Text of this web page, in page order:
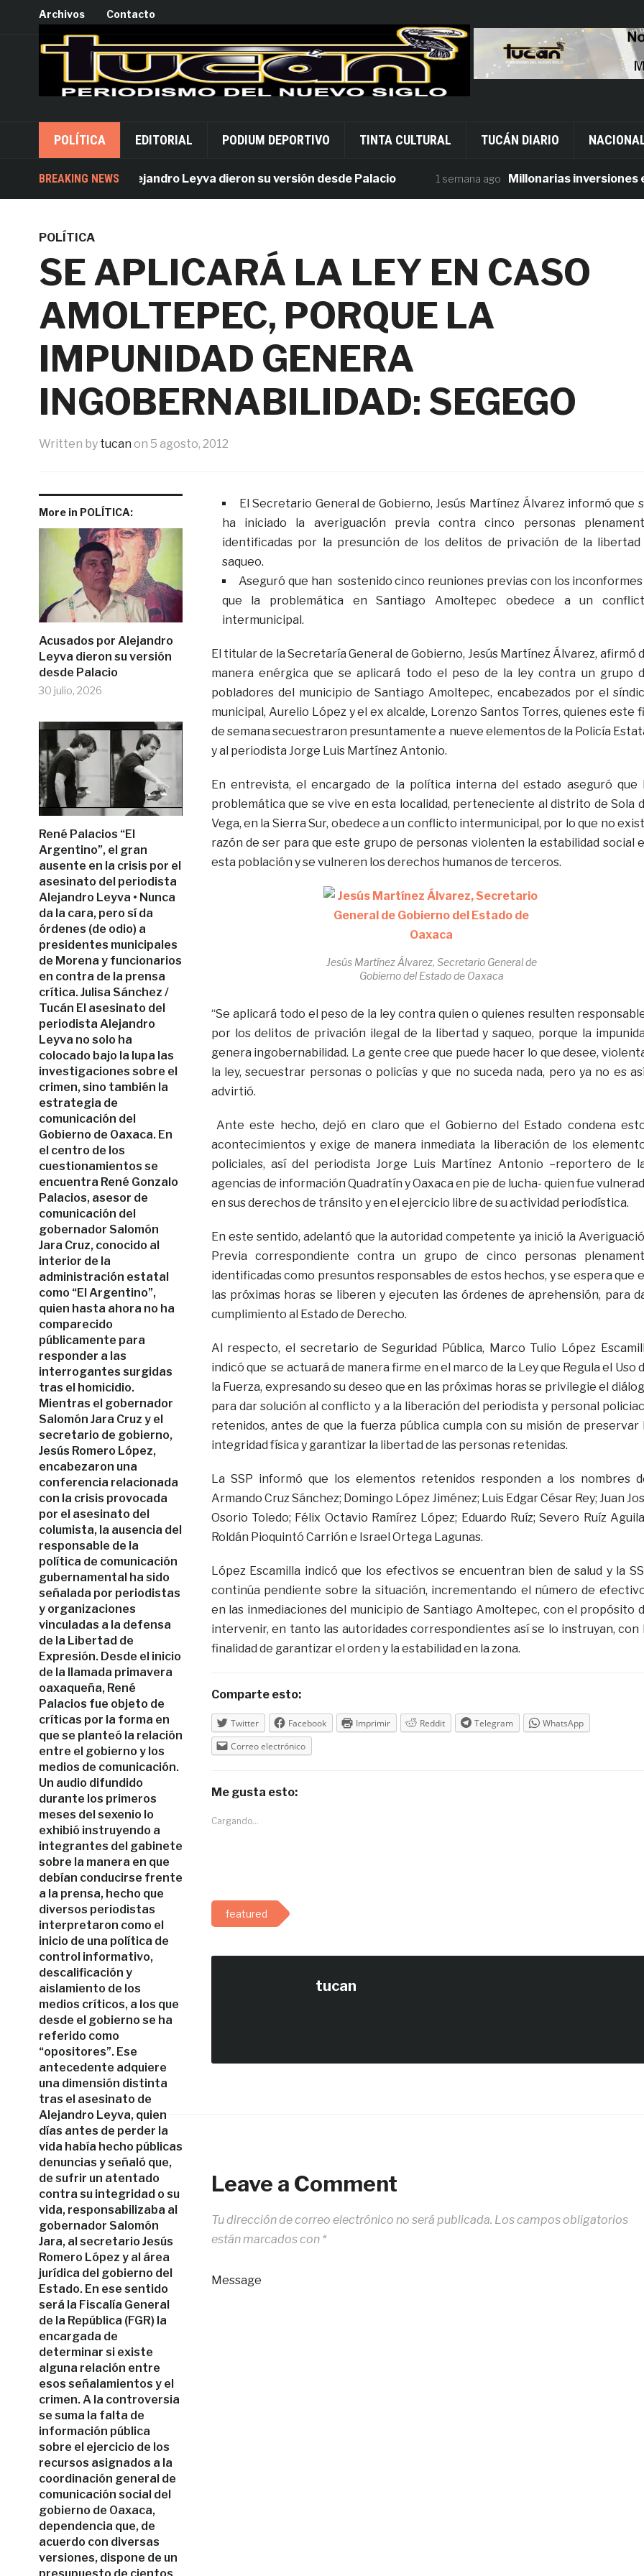
Archivos Contacto
POLÍTICA EDITORIAL PODIUM DEPORTIVO TINTA CULTURAL TUCÁN DIARIO
BREAKING NEWS
Acusados por Alejandro Leyva dieron su versión desde Palacio 1 semana ago Millonarias inversiones en
POLÍTICA
SE APLICARÁ LA LEY EN CASO
AMOLTEPEC, PORQUE LA
IMPUNIDAD GENERA
INGOBERNABILIDAD: SEGEGO
Written by tucan on 5 agosto, 2012
More in POLÍTICA:
Acusados por Alejandro
Leyva dieron su versión
desde Palacio
30 julio, 2026
René Palacios “El
Argentino”, el gran
ausente en la crisis por el
asesinato del periodista
Alejandro Leyva • Nunca
da la cara, pero sí da
órdenes (de odio) a
presidentes municipales
de Morena y funcionarios
en contra de la prensa
crítica. Julisa Sánchez /
Tucán El asesinato del
periodista Alejandro
Leyva no solo ha
colocado bajo la lupa las
investigaciones sobre el
crimen, sino también la
estrategia de
comunicación del
Gobierno de Oaxaca. En
el centro de los
cuestionamientos se
encuentra René Gonzalo
Palacios, asesor de
comunicación del
gobernador Salomón
Jara Cruz, conocido al
interior de la
administración estatal
como “El Argentino”,
quien hasta ahora no ha
comparecido
públicamente para
responder a las
interrogantes surgidas
tras el homicidio.
Mientras el gobernador
Salomón Jara Cruz y el
secretario de gobierno,
Jesús Romero López,
encabezaron una
conferencia relacionada
con la crisis provocada
por el asesinato del
columista, la ausencia del
responsable de la
política de comunicación
gubernamental ha sido
señalada por periodistas
y organizaciones
vinculadas a la defensa
de la Libertad de
Expresión. Desde el inicio
de la llamada primavera
oaxaqueña, René
Palacios fue objeto de
críticas por la forma en
que se planteó la relación
entre el gobierno y los
medios de comunicación.
Un audio difundido
durante los primeros
meses del sexenio lo
exhibió instruyendo a
integrantes del gabinete
sobre la manera en que
debían conducirse frente
a la prensa, hecho que
diversos periodistas
interpretaron como el
inicio de una política de
control informativo,
descalificación y
aislamiento de los
medios críticos, a los que
desde el gobierno se ha
referido como
“opositores”. Ese
antecedente adquiere
una dimensión distinta
tras el asesinato de
Alejandro Leyva, quien
días antes de perder la
vida había hecho públicas
denuncias y señaló que,
de sufrir un atentado
contra su integridad o su
vida, responsabilizaba al
gobernador Salomón
Jara, al secretario Jesús
Romero López y al área
jurídica del gobierno del
Estado. En ese sentido
será la Fiscalía General
de la República (FGR) la
encargada de
determinar si existe
alguna relación entre
esos señalamientos y el
crimen. A la controversia
se suma la falta de
información pública
sobre el ejercicio de los
recursos asignados a la
coordinación general de
comunicación social del
gobierno de Oaxaca,
dependencia que, de
acuerdo con diversas
versiones, dispone de un
presupuesto de cientos
El Secretario General de Gobierno, Jesús Martínez Álvarez informó que
ha iniciado la averiguación previa contra cinco personas
identificadas por la presunción de los delitos de privación de la libertad
saqueo.
Aseguró que han sostenido cinco reuniones previas con los inconformes
que la problemática en Santiago Amoltepec obedece a un
intermunicipal.
El titular de la Secretaría General de Gobierno, Jesús Martínez Álvarez, afirmó
manera enérgica que se aplicará todo el peso de la ley contra un grupo
pobladores del municipio de Santiago Amoltepec, encabezados por el
municipal, Aurelio López y el ex alcalde, Lorenzo Santos Torres, quienes este
de semana secuestraron presuntamente a nueve elementos de la Policía
y al periodista Jorge Luis Martínez Antonio.
En entrevista, el encargado de la política interna del estado aseguró que
problemática que se vive en esta localidad, perteneciente al distrito de Sola
Vega, en la Sierra Sur, obedece a un conflicto intermunicipal, por lo que no
razón de ser para que este grupo de personas violenten la estabilidad social
esta población y se vulneren los derechos humanos de terceros.
Jesús Martínez Álvarez, Secretario General de
Gobierno del Estado de Oaxaca
“Se aplicará todo el peso de la ley contra quien o quienes resulten
por los delitos de privación ilegal de la libertad y saqueo, porque la
genera ingobernabilidad. La gente cree que puede hacer lo que desee,
la ley, secuestrar personas o policías y que no suceda nada, pero ya no es
advirtió.
Ante este hecho, dejó en claro que el Gobierno del Estado condena
acontecimientos y exige de manera inmediata la liberación de los
policiales, así del periodista Jorge Luis Martínez Antonio –reportero de
agencias de información Quadratín y Oaxaca en pie de lucha- quien fue
en sus derechos de tránsito y en el ejercicio libre de su actividad periodística.
En este sentido, adelantó que la autoridad competente ya inició la
Previa correspondiente contra un grupo de cinco personas
identificadas como presuntos responsables de estos hechos, y se espera que
las próximas horas se liberen y ejecuten las órdenes de aprehensión, para
cumplimiento al Estado de Derecho.
Al respecto, el secretario de Seguridad Pública, Marco Tulio López
indicó que se actuará de manera firme en el marco de la Ley que Regula el Uso
la Fuerza, expresando su deseo que en las próximas horas se privilegie el
para dar solución al conflicto y a la liberación del periodista y personal
retenidos, antes de que la fuerza pública cumpla con su misión de preservar
integridad física y garantizar la libertad de las personas retenidas.
La SSP informó que los elementos retenidos responden a los nombres
Armando Cruz Sánchez; Domingo López Jiménez; Luis Edgar César Rey; Juan
Osorio Toledo; Félix Octavio Ramírez López; Eduardo Ruíz; Severo Ruíz
Roldán Pioquintó Carrión e Israel Ortega Lagunas.
López Escamilla indicó que los efectivos se encuentran bien de salud y la
continúa pendiente sobre la situación, incrementando el número de
en las inmediaciones del municipio de Santiago Amoltepec, con el propósito
intervenir, en tanto las autoridades correspondientes así se lo instruyan, con
finalidad de garantizar el orden y la estabilidad en la zona.
Comparte esto:
Twitter Facebook Imprimir Reddit Telegram
WhatsApp
Correo electrónico
Me gusta esto:
Cargando...
featured
tucan
Leave a Comment
Tu dirección de correo electrónico no será publicada. Los campos obligatorios
están marcados con *
Message